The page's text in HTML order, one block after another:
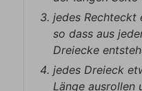
jedes Rechteckt
so dass aus
Dreiecke
jedes Dreieck
Länge ausrollen